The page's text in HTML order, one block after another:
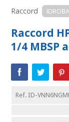
Raccord
Raccord
1/4 MBSP
Ref. ID-